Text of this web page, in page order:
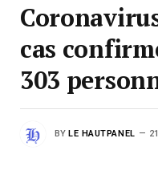
cas
303
BY LE HAUTPANEL